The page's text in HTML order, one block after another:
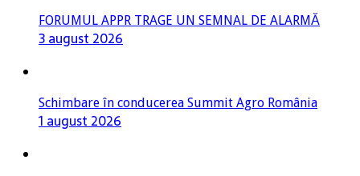
FORUMUL APPR TRAGE UN SEMNAL DE ALARMĂ
3 august 2026
Schimbare în conducerea Summit Agro România
1 august 2026